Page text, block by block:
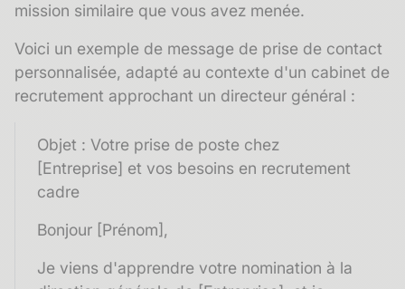
mission similaire que vous avez menée.
Voici un exemple de message de prise de contact
personnalisée, adapté au contexte d'un cabinet de
recrutement approchant un directeur général :
Objet : Votre prise de poste chez
[Entreprise] et vos besoins en recrutement
cadre
Bonjour [Prénom],
Je viens d'apprendre votre nomination à la